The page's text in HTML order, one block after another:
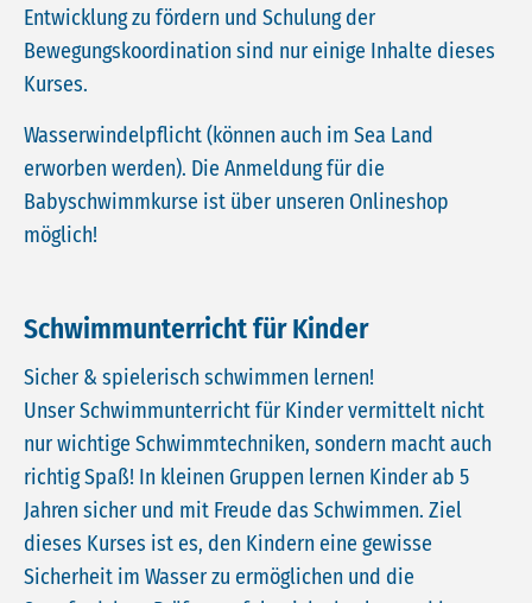
Entwicklung zu fördern und Schulung der
Bewegungskoordination sind nur einige Inhalte dieses
Kurses.
Wasserwindelpflicht (können auch im Sea Land
erworben werden). Die Anmeldung für die
Babyschwimmkurse ist über unseren Onlineshop
möglich!
Schwimmunterricht für Kinder
Sicher & spielerisch schwimmen lernen!
Unser Schwimmunterricht für Kinder vermittelt nicht
nur wichtige Schwimmtechniken, sondern macht auch
richtig Spaß! In kleinen Gruppen lernen Kinder ab 5
Jahren sicher und mit Freude das Schwimmen. Ziel
dieses Kurses ist es, den Kindern eine gewisse
Sicherheit im Wasser zu ermöglichen und die